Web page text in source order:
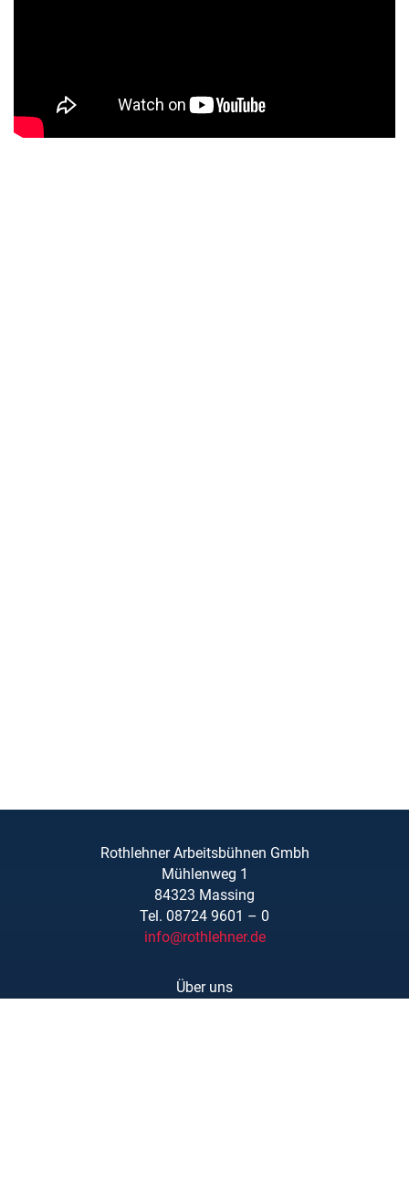
Rothlehner Arbeitsbühnen Gmbh
Mühlenweg 1
84323 Massing
Tel. 08724 9601 – 0
info@rothlehner.de
Über uns